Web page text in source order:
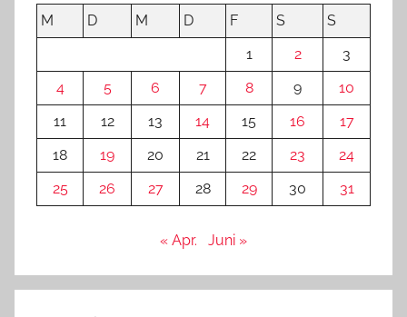
M
D M D F S
S
1
2
3
4
5 6 7 8 9
10
11
12 13 14 15 16
17
18
19 20 21 22 23
24
25
26 27 28 29 30 31
« Apr. Juni »